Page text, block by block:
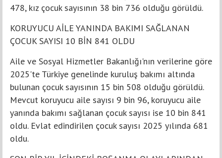
478, kız çocuk sayısının 38 bin 736 olduğu görüldü.
KORUYUCU AİLE YANINDA BAKIMI SAĞLANAN
ÇOCUK SAYISI 10 BİN 841 OLDU
Aile ve Sosyal Hizmetler Bakanlığı'nın verilerine göre
2025'te Türkiye genelinde kuruluş bakımı altında
bulunan çocuk sayısının 15 bin 508 olduğu görüldü.
Mevcut koruyucu aile sayısı 9 bin 96, koruyucu aile
yanında bakımı sağlanan çocuk sayısı ise 10 bin 841
oldu. Evlat edindirilen çocuk sayısı 2025 yılında 681
oldu.